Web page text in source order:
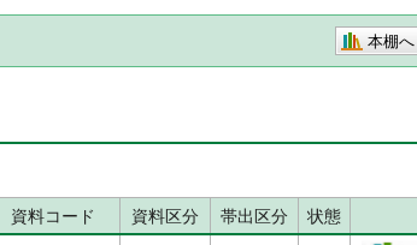
本棚へ
資料コード 資料区分 帯出区分 状態